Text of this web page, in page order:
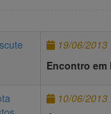
19/06/2013
Encontro
10/06/2013